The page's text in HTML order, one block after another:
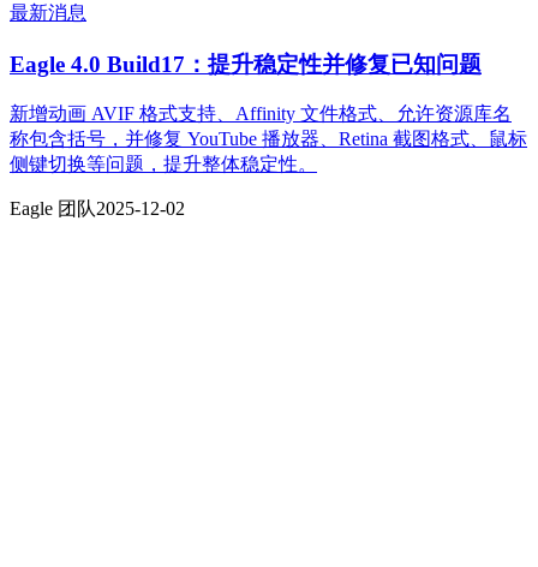
最新消息
Eagle 4.0 Build17：提升稳定性并修复已知问题
新增动画 AVIF 格式支持、Affinity 文件格式、允许资源库名
称包含括号，并修复 YouTube 播放器、Retina 截图格式、鼠标
侧键切换等问题，提升整体稳定性。
Eagle 团队2025-12-02